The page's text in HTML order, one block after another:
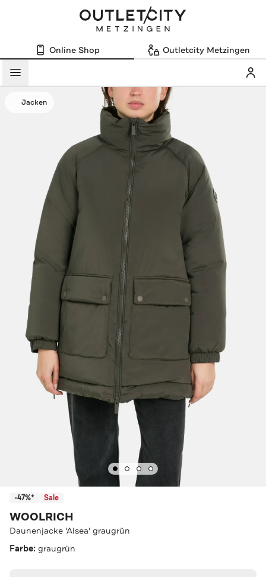
Online Shop Outletcity Metzingen
Menü
Jacken
-47%* Sale
WOOLRICH
Daunenjacke 'Alsea' graugrün
Farbe: graugrün